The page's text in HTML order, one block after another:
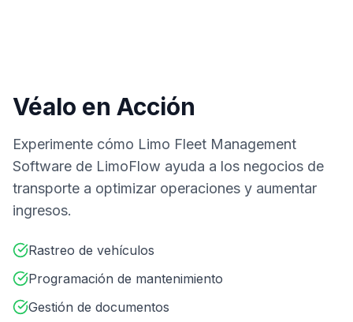
Véalo en Acción
Experimente cómo Limo Fleet Management
Software de LimoFlow ayuda a los negocios de
transporte a optimizar operaciones y aumentar
ingresos.
Rastreo de vehículos
Programación de mantenimiento
Gestión de documentos